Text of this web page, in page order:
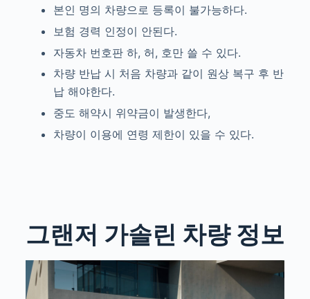
본인 명의 차량으로 등록이 불가능하다.
보험 경력 인정이 안된다.
자동차 번호판 하, 허, 호만 쓸 수 있다.
차량 반납 시 처음 차량과 같이 원상 복구 후 반
납 해야한다.
중도 해약시 위약금이 발생한다,
차량이 이용에 연령 제한이 있을 수 있다.
그랜저 가솔린 차량 정보